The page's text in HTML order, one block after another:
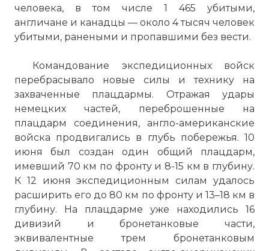
человека, в том числе 1 465 убитыми,
англичане и канадцы — около 4 тысяч человек
убитыми, ранеными и пропавшими без вести.
Командование экспедиционных войск
перебрасывало новые силы и технику на
захваченные плацдармы. Отражая удары
немецких частей, переброшенные на
плацдарм соединения, англо-американские
войска продвигались в глубь побережья. 10
июня был создан один общий плацдарм,
имевший 70 км по фронту и 8-15 км в глубину.
К 12 июня экспедиционным силам удалось
расширить его до 80 км по фронту и 13–18 км в
глубину. На плацдарме уже находились 16
дивизий и бронетанковые части,
эквивалентные трем бронетанковым